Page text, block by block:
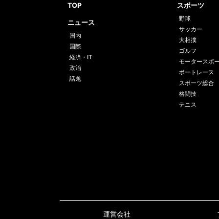
TOP
ニュース
国内
国際
経済・IT
政治
話題
スポーツ
野球
サッカー
大相撲
ゴルフ
モータースポ
ボートレース
スポーツ総合
格闘技
テニス
運営会社